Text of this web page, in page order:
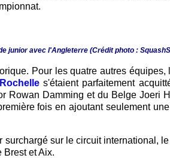
junior avec l'Angleterre (Crédit photo :
Pour les quatre autres équipes,
s'étaient parfaitement
Rowan Damming et du Belge Joeri
fois en ajoutant seulement
sur le circuit international,
et Aix.